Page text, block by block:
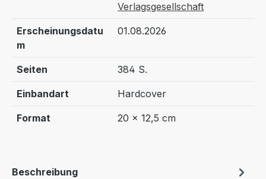
Verlagsgesellschaft
Erscheinungsdatu
m
01.08.2026
Seiten 384 S.
Einbandart Hardcover
Format 20 × 12,5 cm
Beschreibung